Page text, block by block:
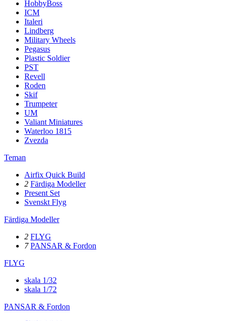
HobbyBoss
ICM
Italeri
Lindberg
Military Wheels
Pegasus
Plastic Soldier
PST
Revell
Roden
Skif
Trumpeter
UM
Valiant Miniatures
Waterloo 1815
Zvezda
Teman
Airfix Quick Build
2 Färdiga Modeller
Present Set
Svenskt Flyg
Färdiga Modeller
2 FLYG
7 PANSAR & Fordon
FLYG
skala 1/32
skala 1/72
PANSAR & Fordon